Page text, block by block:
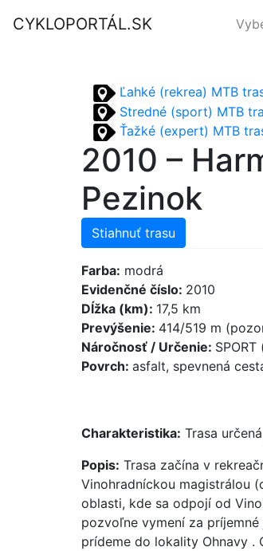
CYKLOPORTÁL.SK
Ľahké (rekrea) MTB
Stredné (sport) MTB
Ťažké (expert) MTB
2010 –
Pezinok
Stiahnuť trasu
Farba: modrá
Evidenčné číslo: 2010
Dĺžka (km): 17,5 km
Prevýšenie: 414/519 m
Náročnosť / Určenie:
Povrch: asfalt, spevnená
Charakteristika: Trasa
Popis: Trasa začína v
Vinohradníckou magistrálou
oblasti, kde sa odpojí od
pozvoľne vymení za
prídeme do lokality Ohnavy .